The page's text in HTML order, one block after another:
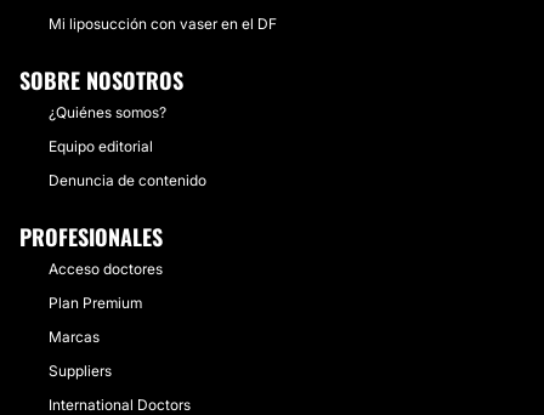
Mi liposucción con vaser en el DF
SOBRE NOSOTROS
¿Quiénes somos?
Equipo editorial
Denuncia de contenido
PROFESIONALES
Acceso doctores
Plan Premium
Marcas
Suppliers
International Doctors